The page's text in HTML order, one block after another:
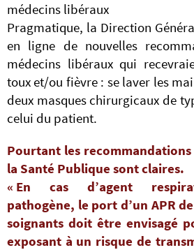
médecins libéraux
Pragmatique, la Direction
en ligne de nouvelles
médecins libéraux qui
toux et/ou fièvre : se laver les
deux masques chirurgicaux de
celui du patient.
Pourtant les recommandations
la Santé Publique sont claires.
« En cas d’agent
pathogène, le port d’un APR
soignants doit être envisagé
exposant à un risque de